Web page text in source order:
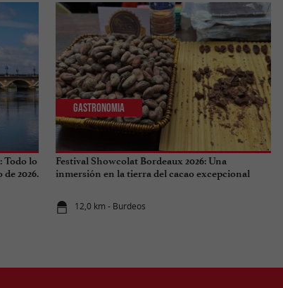
Todo lo
2026.
Festival Showcolat Bordeaux 2026: Una
inmersión en la tierra del cacao excepcional
12,0 km - Burdeos
Gastronomia